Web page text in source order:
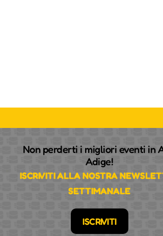
Non perderti i migliori eventi in
Adige!
ISCRIVITI ALLA NOSTRA
SETTIMANALE
ISCRIVITI